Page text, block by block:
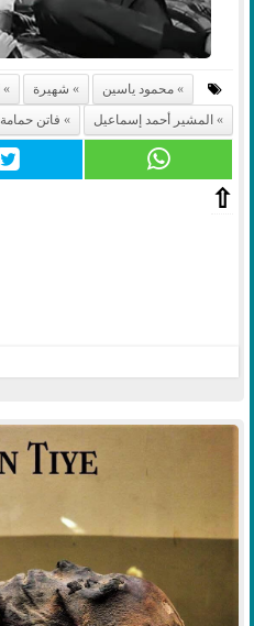
محمود ياسين شهيرة
المشير أحمد إسماعيل
فاتن حمامة
⇧